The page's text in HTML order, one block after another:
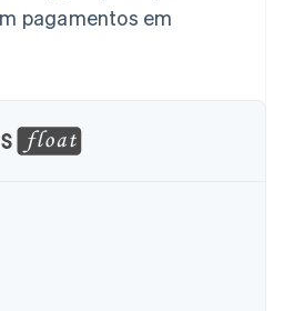
pagamentos em